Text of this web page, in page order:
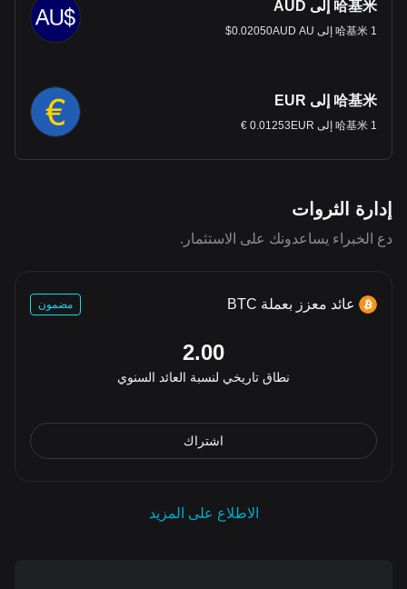
哈基米 إلى AUD
1 哈基米 إلى 0.02050AUD AU$
哈基米 إلى EUR
1 哈基米 إلى 0.01253EUR €
إدارة الثروات
دع الخبراء يساعدونك على الاستثمار.
عائد معزز بعملة BTC مضمون
2.00
نطاق تاريخي لنسبة العائد السنوي
اشتراك
الاطلاع على المزيد